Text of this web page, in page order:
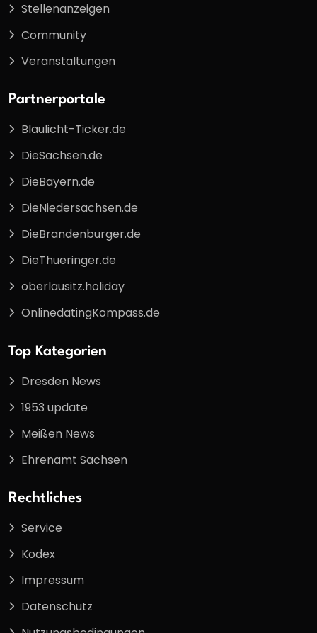
Stellenanzeigen
Community
Veranstaltungen
Partnerportale
Blaulicht-Ticker.de
DieSachsen.de
DieBayern.de
DieNiedersachsen.de
DieBrandenburger.de
DieThueringer.de
oberlausitz.holiday
OnlinedatingKompass.de
Top Kategorien
Dresden News
1953 update
Meißen News
Ehrenamt Sachsen
Rechtliches
Service
Kodex
Impressum
Datenschutz